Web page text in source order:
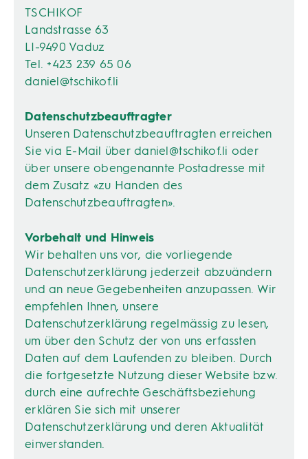
TSCHIKOF
Landstrasse 63
LI-9490 Vaduz
Tel. +423 239 65 06
daniel@tschikof.li
Datenschutzbeauftragter
Unseren Datenschutzbeauftragten erreichen
Sie via E-Mail überdaniel@tschikof.li oder
über unsere obengenannte Postadresse mit
dem Zusatz «zu Handen des
Datenschutzbeauftragten».
Vorbehalt und Hinweis
Wir behalten uns vor, die vorliegende
Datenschutzerklärung jederzeit abzuändern
und an neue Gegebenheiten anzupassen. Wir
empfehlen Ihnen, unsere
Datenschutzerklärung regelmässig zu lesen,
um über den Schutz der von uns erfassten
Daten auf dem Laufenden zu bleiben. Durch
die fortgesetzte Nutzung dieser Website bzw.
durch eine aufrechte Geschäftsbeziehung
erklären Sie sich mit unserer
Datenschutzerklärung und deren Aktualität
einverstanden.